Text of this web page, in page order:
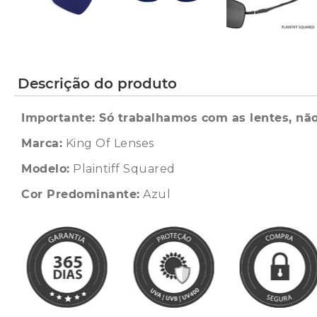
Descrição do produto
Importante: Só trabalhamos com as lentes,
Marca: King Of Lenses
Modelo: Plaintiff Squared
Cor Predominante: Azul